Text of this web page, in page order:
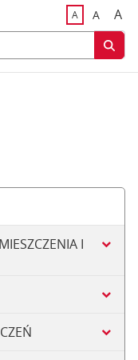
tekst na czarnym tle
Adomyślna
A A
I